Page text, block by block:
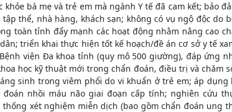
bà mẹ và trẻ em mà ngành Y tế đã cam kết; bảo
thể, nhà hàng, khách sạn; không có vụ ngộ độc do
toàn tỉnh đẩy mạnh các hoạt động nhằm nâng cao
triển khai thực hiện tốt kế hoạch/đề án cơ sở y tế
viện Đa khoa tỉnh (quy mô 500 giường), đáp ứng
học kỹ thuật mới trong chẩn đoán, điều trị và chăm
sinh trong viêm phổi do vi khuẩn ở trẻ em; áp dụng
nhồi máu não giai đoạn cấp tính; nghiên cứu
xét nghiệm miễn dịch (bao gồm chẩn đoán ung